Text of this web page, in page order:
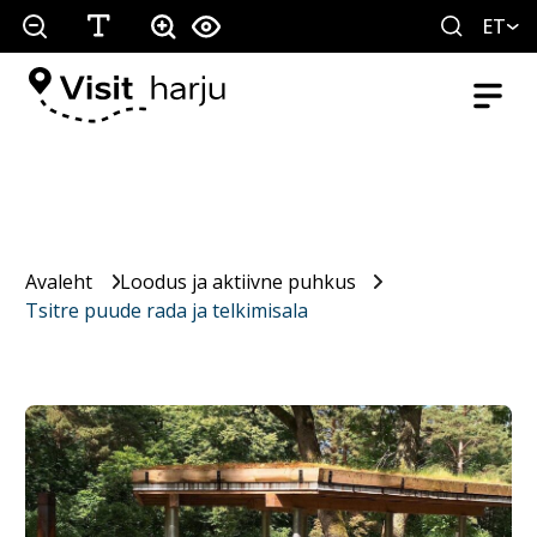
ET
Avaleht
Loodus ja aktiivne puhkus
Tsitre puude rada ja telkimisala